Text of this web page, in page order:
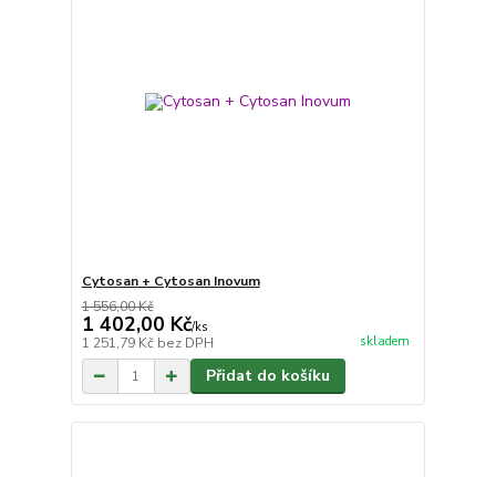
Cytosan + Cytosan Inovum
1 556,00 Kč
1 402,00 Kč/ks
1 251,79 Kč bez DPH skladem
Přidat do košíku